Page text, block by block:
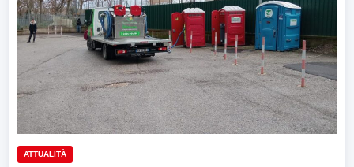
ATTUALITÀ